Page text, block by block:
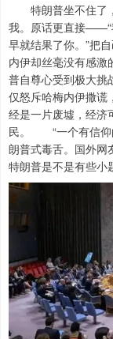
特朗普坐不住了
我。原话更直接——“
早就结果了你。”把
内伊却丝毫没有感激
普自尊心受到极大
仅怒斥哈梅内伊撒谎
经是一片废墟，经济
民。 “一个有信仰
朗普式毒舌。国外网
特朗普是不是有些小